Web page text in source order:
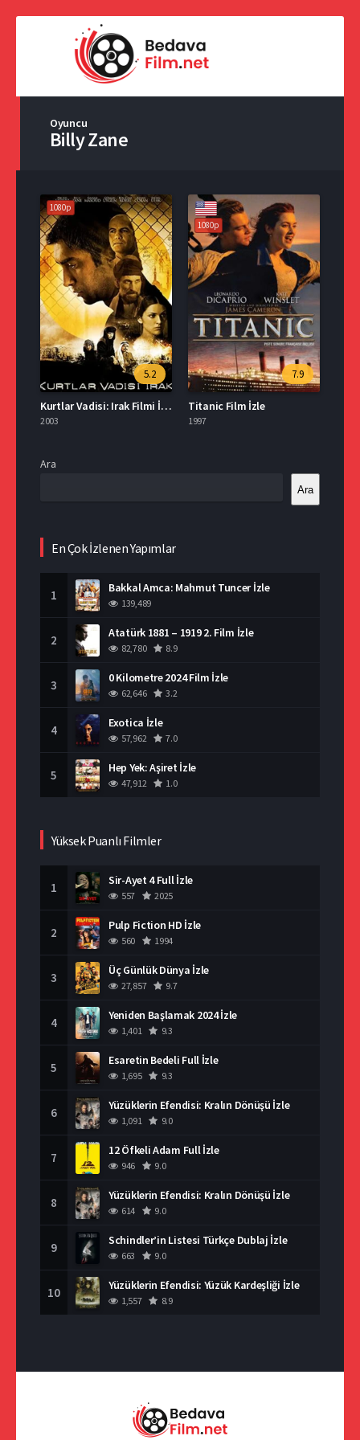
Oyuncu
Billy Zane
1080p
5.2
Kurtlar Vadisi: Irak Filmi İzle
2003
1080p
7.9
Titanic Film İzle
1997
Ara
Ara
En Çok İzlenen Yapımlar
1 Bakkal Amca: Mahmut Tuncer İzle
139,489
2 Atatürk 1881 – 1919 2. Film İzle
82,780 8.9
3 0 Kilometre 2024 Film İzle
62,646 3.2
4 Exotica İzle
57,962 7.0
5 Hep Yek: Aşiret İzle
47,912 1.0
Yüksek Puanlı Filmler
1 Sir-Ayet 4 Full İzle
557 2025
2 Pulp Fiction HD İzle
560 1994
3 Üç Günlük Dünya İzle
27,857 9.7
4 Yeniden Başlamak 2024 İzle
1,401 9.3
5 Esaretin Bedeli Full İzle
1,695 9.3
6 Yüzüklerin Efendisi: Kralın Dönüşü İzle
1,091 9.0
7 12 Öfkeli Adam Full İzle
946 9.0
8 Yüzüklerin Efendisi: Kralın Dönüşü İzle
614 9.0
9 Schindler’in Listesi Türkçe Dublaj İzle
663 9.0
10 Yüzüklerin Efendisi: Yüzük Kardeşliği İzle
1,557 8.9